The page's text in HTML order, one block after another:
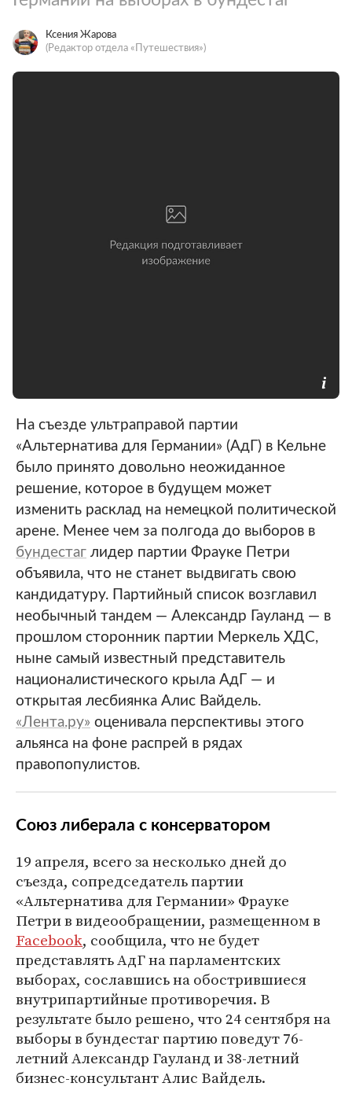
Ксения Жарова
(Редактор отдела «Путешествия»)
На съезде ультраправой партии
«Альтернатива для Германии» (АдГ) в Кельне
было принято довольно неожиданное
решение, которое в будущем может
изменить расклад на немецкой политической
арене. Менее чем за полгода до выборов в
бундестаг лидер партии Фрауке Петри
объявила, что не станет выдвигать свою
кандидатуру. Партийный список возглавил
необычный тандем — Александр Гауланд — в
прошлом сторонник партии Меркель ХДС,
ныне самый известный представитель
националистического крыла АдГ — и
открытая лесбиянка Алис Вайдель.
«Лента.ру» оценивала перспективы этого
альянса на фоне распрей в рядах
правопопулистов.
Союз либерала с консерватором
19 апреля, всего за несколько дней до
съезда, сопредседатель партии
«Альтернатива для Германии» Фрауке
Петри в видеообращении, размещенном в
Facebook, сообщила, что не будет
представлять АдГ на парламентских
выборах, сославшись на обострившиеся
внутрипартийные противоречия. В
результате было решено, что 24 сентября на
выборы в бундестаг партию поведут 76-
летний Александр Гауланд и 38-летний
бизнес-консультант Алис Вайдель.